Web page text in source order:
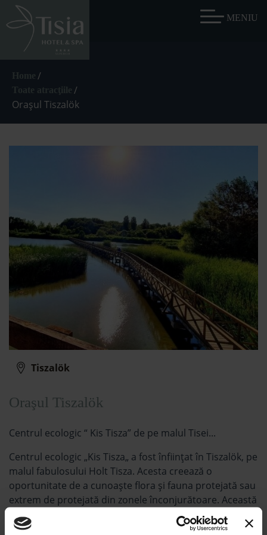
/
/
Oraşul Tiszalök
Tiszalök
Oraşul Tiszalök
Centrul ecologic “ Kis Tisza” de pe malul Tisei...
Centrul ecologic „Kis Tisza„ a fost înființat în Tiszalök, pe
malul fabulosului Holt Tisza. Acesta creează o
oportunitate de a cunoaște flora și fauna protejată sau
extrem de protejată din zonele înconjurătoare. Această
zonă găzduiește nenumărate specii de pești, amfibieni,
moluște, păsări de apă și mamifere. În zona